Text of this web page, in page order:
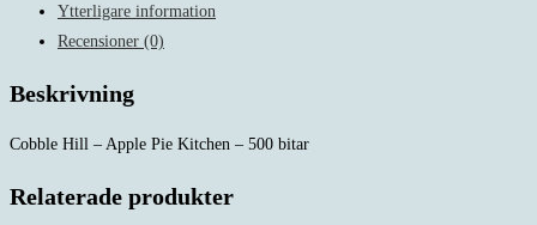
Kitchen
500
mängd
Ytterligare information
Recensioner (0)
Beskrivning
Cobble Hill – Apple Pie Kitchen – 500 bitar
Relaterade produkter